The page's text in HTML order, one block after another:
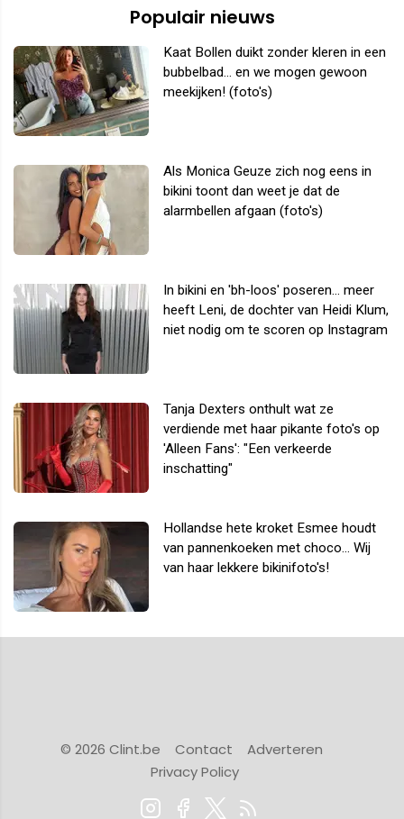
Populair nieuws
Kaat Bollen duikt zonder kleren in een
bubbelbad... en we mogen gewoon
meekijken! (foto's)
Als Monica Geuze zich nog eens in
bikini toont dan weet je dat de
alarmbellen afgaan (foto's)
In bikini en 'bh-loos' poseren... meer
heeft Leni, de dochter van Heidi Klum,
niet nodig om te scoren op Instagram
Tanja Dexters onthult wat ze
verdiende met haar pikante foto's op
'Alleen Fans': "Een verkeerde
inschatting"
Hollandse hete kroket Esmee houdt
van pannenkoeken met choco... Wij
van haar lekkere bikinifoto's!
© 2026 Clint.be Contact
Adverteren
Privacy Policy